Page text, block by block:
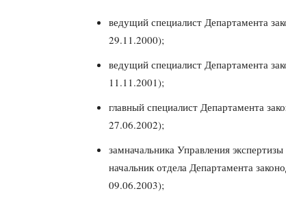
ведущий специалист Департамента
29.11.2000);
ведущий специалист Департамента
11.11.2001);
главный специалист Департамента
27.06.2002);
замначальника Управления
начальник отдела Департамента
09.06.2003);